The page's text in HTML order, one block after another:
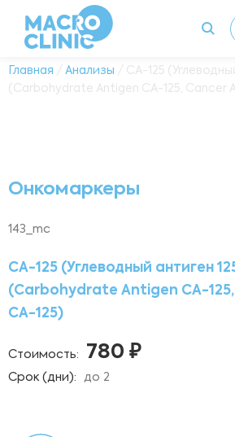
Главная / Анализы / СА-125
(Carbohydrate Antigen СА-125, Cancer
Онкомаркеры
143_mc
СА-125 (Углеводный антиген
(Carbohydrate Antigen СА-
СА-125)
Стоимость: 780 ₽
Срок (дни): до 2